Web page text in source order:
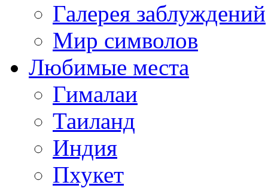
Галерея заблуждений
Мир символов
Любимые места
Гималаи
Таиланд
Индия
Пхукет